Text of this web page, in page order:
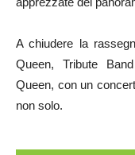
A chiudere la
Queen, Tribute
Queen, con un
non solo.